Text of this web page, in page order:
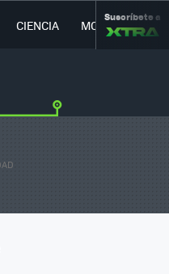
CIENCIA MOVILIDAD
Suscríbete a